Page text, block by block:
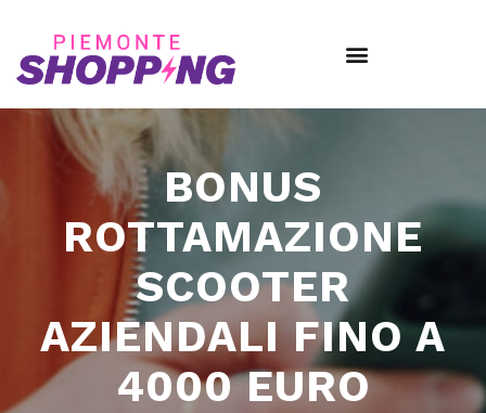
BONUS
ROTTAMAZIONE
SCOOTER
AZIENDALI FINO A
4000 EURO